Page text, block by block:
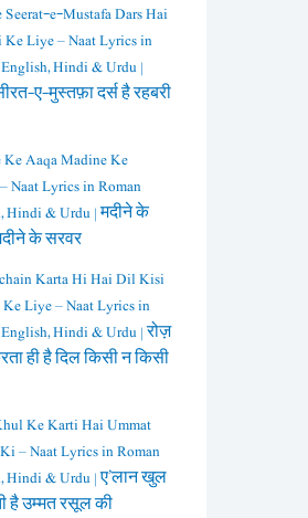
Seerat-e-Mustafa Dars Hai
Ke Liye – Naat Lyrics in
Hindi & Urdu |
ए-मुस्तफ़ा दर्स है रहबरी
Aaqa Madine Ke
Naat Lyrics in Roman
Hindi & Urdu | मदीने के
के सरवर
Karta Hi Hai Dil Kisi
Liye – Naat Lyrics in
Hindi & Urdu | रोज़
ही है दिल किसी न किसी
Ke Karti Hai Ummat
– Naat Lyrics in Roman
Hindi & Urdu | ए’लान खुल
है उम्मत रसूल की